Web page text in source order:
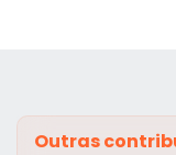
Outras